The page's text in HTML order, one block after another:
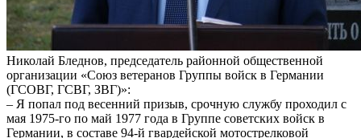
Николай Бледнов, председатель районной общественной
организации «Союз ветеранов Группы войск в Германии
(ГСОВГ, ГСВГ, ЗВГ)»:
– Я попал под весенний призыв, срочную службу проходил с
мая 1975-го по май 1977 года в Группе советских войск в
Германии, в составе 94-й гвардейской мотострелковой